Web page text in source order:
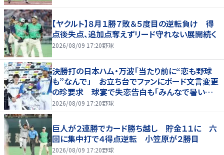
【ヤクルト】８月１勝７敗＆５度目の逆転負け 得
点後失点、追加点奪えずリード守れない展開続く
2026/08/09 17:20野球
決勝打の日本ハム・万波「当たり前に“恋も野球
も”なんで」 お立ち台でファンにボード文言変更
の珍要求 球宴で失恋告白も「みんなで暑い夏
にしましょう！」
2026/08/09 17:20野球
巨人が２連勝でカード勝ち越し 貯金１１に 六
回に集中打で４得点逆転 小笠原が２勝目
2026/08/09 17:20野球